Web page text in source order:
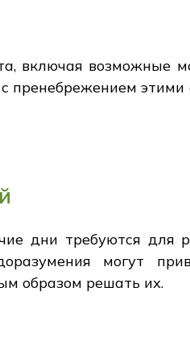
включая возможные
этими
дни требуются для
могут
образом решать их.